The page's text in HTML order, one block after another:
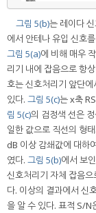
그림 5(b)는 레이다
에서 안테나 유입 신호
그림 5(a)에 비해 매우
리기 내에 잡음으로 항
호는 신호처리기 앞단
있다. 그림 5(c)는 x축
림 5(c)의 검정색 선은
일한 값으로 직선의 형
dB 이상 감쇄값에 대하
였다. 그림 5(b)에서 보
신호처리기 자체 잡음
다. 이상의 결과에서 신
을 알 수 있다. 표적 S/N